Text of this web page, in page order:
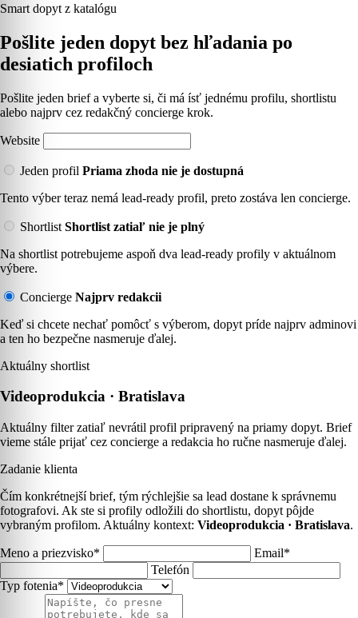
Smart dopyt z katalógu
Pošlite jeden dopyt bez hľadania po
desiatich profiloch
Pošlite jeden brief a vyberte si, či má ísť jednému profilu, shortlistu
alebo najprv cez redakčný concierge krok.
Website
Jeden profil Priama zhoda nie je dostupná
Tento výber teraz nemá lead-ready profil, preto zostáva len concierge.
Shortlist Shortlist zatiaľ nie je plný
Na shortlist potrebujeme aspoň dva lead-ready profily v aktuálnom
výbere.
Concierge Najprv redakcii
Keď si chcete nechať pomôcť s výberom, dopyt príde najprv adminovi
a ten ho bezpečne nasmeruje ďalej.
Aktuálny shortlist
Videoprodukcia · Bratislava
Aktuálny filter zatiaľ nevrátil profil pripravený na priamy dopyt. Brief
vieme stále prijať cez concierge a redakcia ho ručne nasmeruje ďalej.
Zadanie klienta
Čím konkrétnejší brief, tým rýchlejšie sa lead dostane k správnemu
fotografovi. Ak ste si profily odložili do shortlistu, dopyt pôjde
vybraným profilom. Aktuálny kontext: Videoprodukcia · Bratislava.
Meno a priezvisko*
Email*
Telefón
Typ fotenia*